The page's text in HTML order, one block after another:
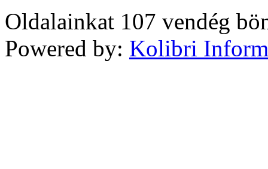
Oldalainkat 107 vendég
Powered by: Kolibri